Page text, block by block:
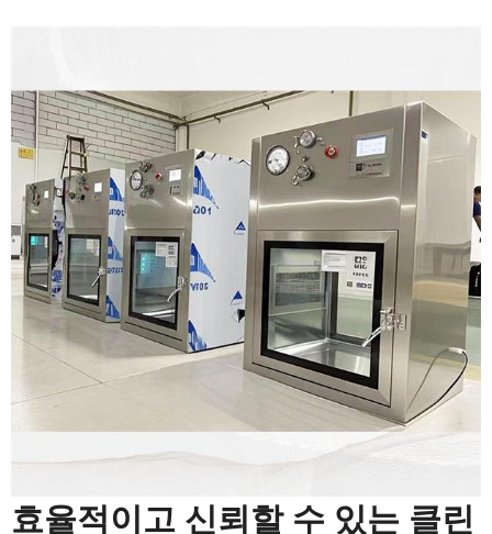
효율적이고 신뢰할 수 있는 클린